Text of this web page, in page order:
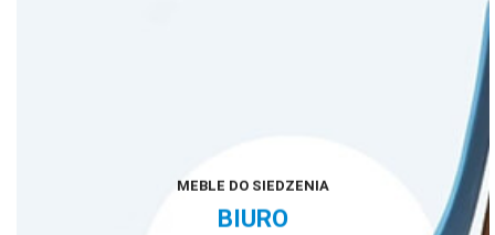
MEBLE DO SIEDZENIA
BIURO